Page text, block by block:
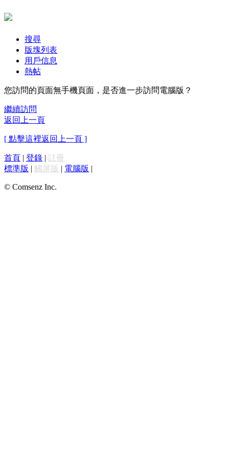
搜尋
版塊列表
用戶信息
熱帖
您訪問的頁面無手機頁面，是否進一步訪問電腦版？
繼續訪問
返回上一頁
[ 點擊這裡返回上一頁 ]
首頁 | 登錄 | 註冊
標準版 | 觸屏版 | 電腦版 |
© Comsenz Inc.